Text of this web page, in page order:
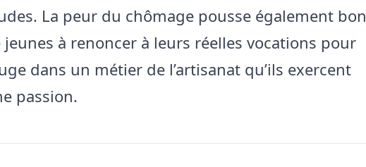
La peur du chômage pousse également bon
à renoncer à leurs réelles vocations pour
dans un métier de l’artisanat qu’ils exercent
passion.